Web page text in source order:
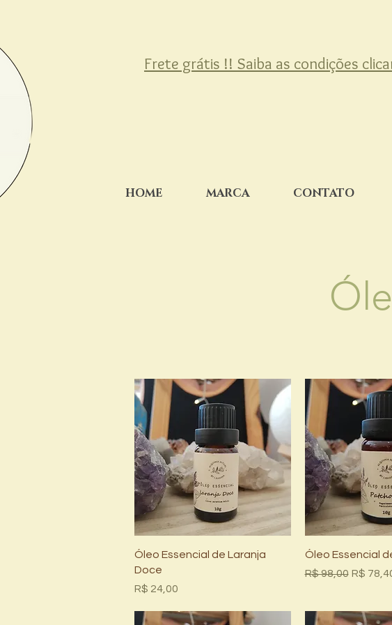
Frete grátis !! Saiba as condições
HOME MARCA CONTATO
Visualização rápida
Óleo Essencial de Laranja
Doce
Preço
R$ 24,00
Óleo Essencial
Preço normal
R$ 98,00 Preço
R$